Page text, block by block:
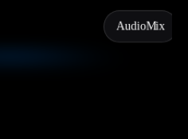
AudioMix